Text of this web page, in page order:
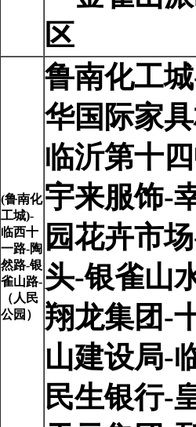
区
(鲁南化
工城)-
临西十
一路-陶
然路-银
雀山路-
（人民
公园）
鲁南化工
华国际家
临沂第十
宇来服饰-
园花卉市
头-银雀山
翔龙集团-
山建设局-
民生银行-